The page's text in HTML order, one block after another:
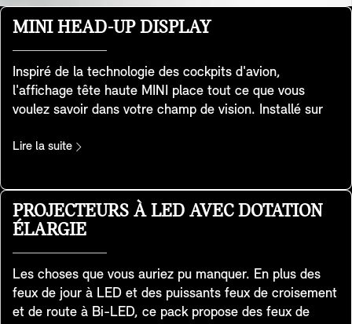
MINI HEAD-UP DISPLAY
Inspiré de la technologie des cockpits d'avion,
l'affichage tête haute MINI place tout ce que vous
voulez savoir dans votre champ de vision. Installé sur
données clés telles que la vitesse de conduite, les
des divertissements. D'une grande clarté, il offre une
excellente qualité d'image, même dans des
environnements très éclairés. Vous pouvez facilement
s'adapte également au mode d'expérience MINI que
vous avez choisi afin que vous profitiez d'une
expérience cohérente et holistique - et que vous restiez
Lire la suite
PROJECTEURS À LED AVEC DOTATION
ÉLARGIE
Les choses que vous auriez pu manquer. En plus des
feux de jour à LED et des puissants feux de croisement
et de route à Bi-LED, ce pack propose des feux de